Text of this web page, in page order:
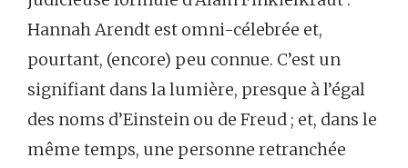
Hannah Arendt est omni-célebrée et,
pourtant, (encore) peu connue. C’est un
signifiant dans la lumière, presque à l’égal
des noms d’Einstein ou de Freud ; et, dans le
même temps, une personne retranchée